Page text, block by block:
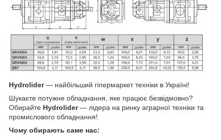
Hydrolider— найбільший гіпермаркет техніки в Україні!
Шукаєте потужне обладнання, яке працює безвідмовно?
Обирайте Hydrolider— лідера на ринку аграрної техніки та
промислового обладнання!
Чому обирають саме нас: